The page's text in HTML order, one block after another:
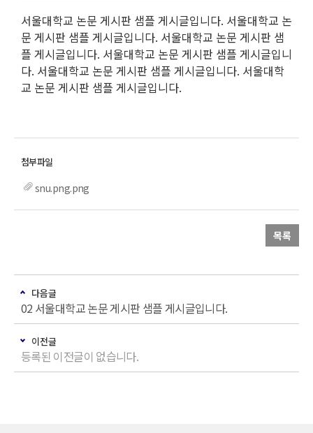
서울대학교 논문 게시판 샘플 게시글입니다. 서울대학교 논
문 게시판 샘플 게시글입니다. 서울대학교 논문 게시판 샘
플 게시글입니다. 서울대학교 논문 게시판 샘플 게시글입니
다. 서울대학교 논문 게시판 샘플 게시글입니다. 서울대학
교 논문 게시판 샘플 게시글입니다.
snu.png.png
목록
다음글
02 서울대학교 논문 게시판 샘플 게시글입니다.
이전글
등록된 이전글이 없습니다.